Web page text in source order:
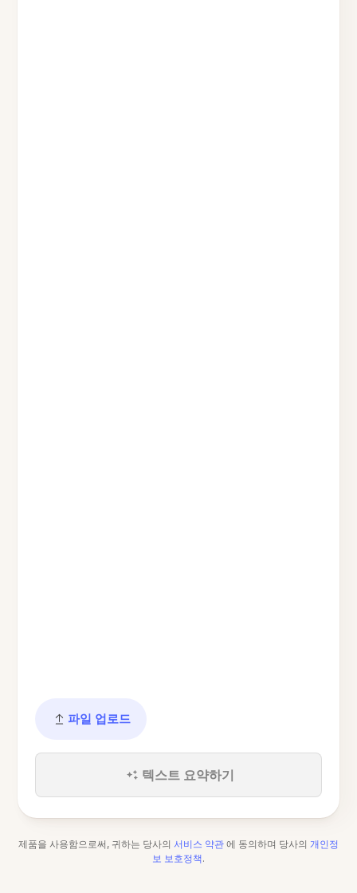
파일 업로드
텍스트 요약하기
제품을 사용함으로써, 귀하는 당사의 서비스 약관 에 동의하며 당사의 개인정
보 보호정책.